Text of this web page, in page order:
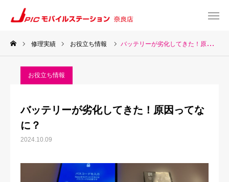
修理実績 お役立ち情報 バッテリーが劣化してきた！原因ってなに？
お役立ち情報
バッテリーが劣化してきた！原因ってな
に？
2024.10.09
web予約
TOP